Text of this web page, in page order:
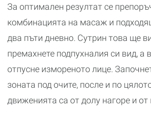
За оптимален резултат се
комбинацията на масаж и
два пъти дневно. Сутрин това ще
премахнете подпухналия си вид, а
отпусне измореното лице.
зоната под очите, после и по
движенията са от долу нагоре и от